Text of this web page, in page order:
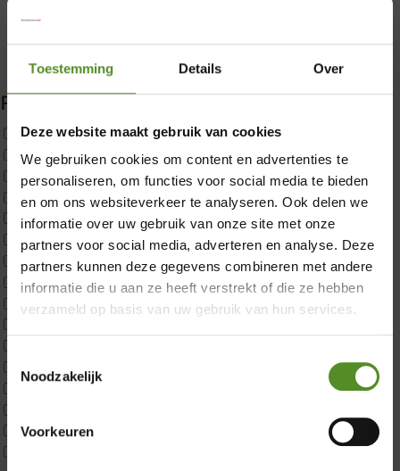
Toestemming Details Over
Deze website maakt gebruik van cookies
We gebruiken cookies om content en advertenties te
personaliseren, om functies voor social media te bieden
en om ons websiteverkeer te analyseren. Ook delen we
informatie over uw gebruik van onze site met onze
partners voor social media, adverteren en analyse. Deze
partners kunnen deze gegevens combineren met andere
informatie die u aan ze heeft verstrekt of die ze hebben
verzameld op basis van uw gebruik van hun services.
Toestemmingsselectie
Noodzakelijk
Voorkeuren
Filter producten
Uncategorized
2x p650 1pers
Custom
CustomBoxspring
ErkendMatras 1 Pers
ErkendMatras 2 Pers
ErkendMatras twijfelaar product
Matrassen
Matrastopper 10cm
P650 1 pers
P650 TwijfelaarDonderdag 12:00 – 17:00
×